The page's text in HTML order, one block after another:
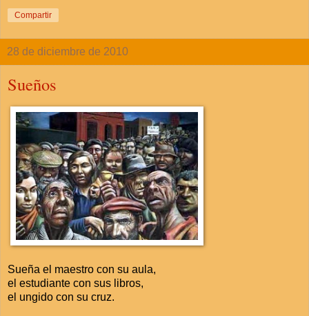
Compartir
28 de diciembre de 2010
Sueños
Sueña el maestro con su aula,
el estudiante con sus libros,
el ungido con su cruz.